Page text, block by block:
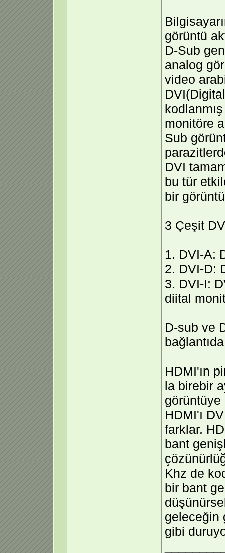
görüntü
D-Sub
analog
video
monitöre
Sub
DVI
bu tür
bir
3 Çeşit
1. DVI-A:
2. DVI-D:
3. DVI-I:
diital
D-sub ve
HDMI'ın
la birebir
HDMI'ı
farklar.
bant
Khz de
bir bant
geleceğin
gibi